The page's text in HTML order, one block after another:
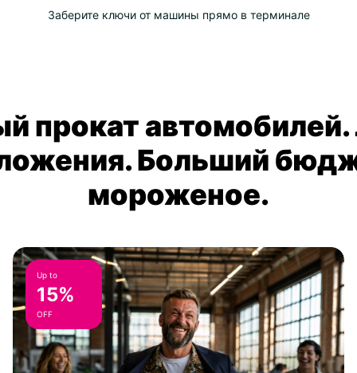
Заберите ключи от машины прямо в терминале
прокат
Больший
мороженое.
Up to
15%
OFF